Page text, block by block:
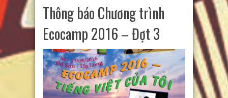
Thông báo Chương trình
Ecocamp 2016 – Đợt 3